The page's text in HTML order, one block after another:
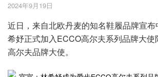
2024年9月19日
近日，来自北欧丹麦的知名鞋履品牌宣
希妤正式加入ECCO高尔夫系列品牌大
高尔夫品牌大使。